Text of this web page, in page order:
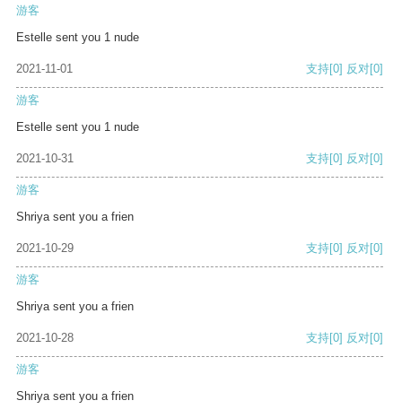
游客
Estelle sent you 1 nude
2021-11-01 支持[0] 反对[0]
游客
Estelle sent you 1 nude
2021-10-31 支持[0] 反对[0]
游客
Shriya sent you a frien
2021-10-29 支持[0] 反对[0]
游客
Shriya sent you a frien
2021-10-28 支持[0] 反对[0]
游客
Shriya sent you a frien